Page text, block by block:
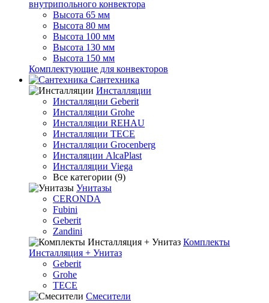
внутрипольного конвектора
Высота 65 мм
Высота 80 мм
Высота 100 мм
Высота 130 мм
Высота 150 мм
Комплектующие для конвекторов
Сантехника
Инсталляции
Инсталляции Geberit
Инсталляции Grohe
Инсталляции REHAU
Инсталляции TECE
Инсталляции Grocenberg
Инсталяции AlcaPlast
Инсталляции Viega
Все категории (9)
Унитазы
CERONDA
Fubini
Geberit
Zandini
Комплекты
Инсталляция + Унитаз
Geberit
Grohe
TECE
Смесители